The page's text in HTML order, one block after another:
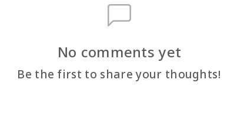
No comments yet
Be the first to share your thoughts!